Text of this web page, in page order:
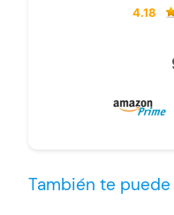
4.18
También te puede